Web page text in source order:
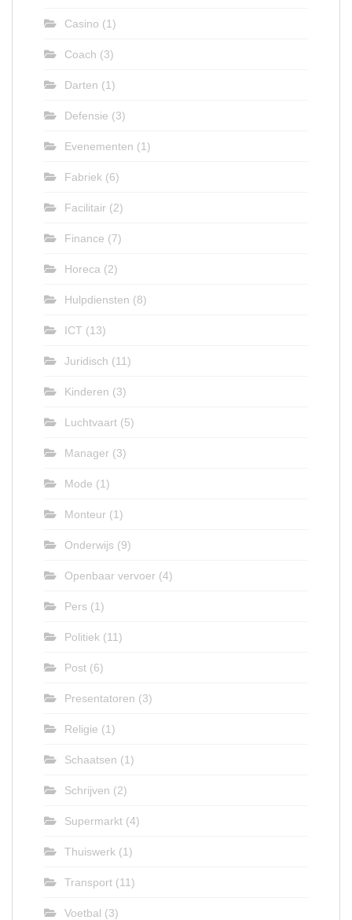
Casino (1)
Coach (3)
Darten (1)
Defensie (3)
Evenementen (1)
Fabriek (6)
Facilitair (2)
Finance (7)
Horeca (2)
Hulpdiensten (8)
ICT (13)
Juridisch (11)
Kinderen (3)
Luchtvaart (5)
Manager (3)
Mode (1)
Monteur (1)
Onderwijs (9)
Openbaar vervoer (4)
Pers (1)
Politiek (11)
Post (6)
Presentatoren (3)
Religie (1)
Schaatsen (1)
Schrijven (2)
Supermarkt (4)
Thuiswerk (1)
Transport (11)
Voetbal (3)